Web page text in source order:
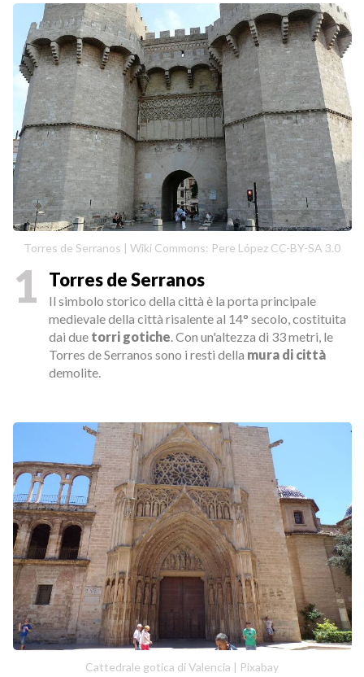
Torres de Serranos | Wiki Commons: Pere López CC-BY-SA 3.0
1 Torres de Serranos
Il simbolo storico della città è la porta principale
medievale della città risalente al 14° secolo, costituita
dai due torri gotiche. Con un'altezza di 33 metri, le
Torres de Serranos sono i resti della mura di città
demolite.
Cattedrale gotica di Valencia | Pixabay